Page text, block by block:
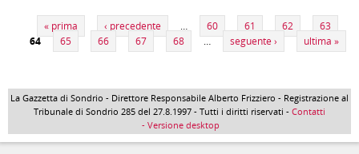
« prima ‹ precedente … 60 61 62
63
64
65 66 67 68 … seguente › ultima »
La Gazzetta di Sondrio - Direttore Responsabile Alberto Frizziero - Registrazione al
Tribunale di Sondrio 285 del 27.8.1997 - Tutti i diritti riservati - Contatti
- Versione desktop